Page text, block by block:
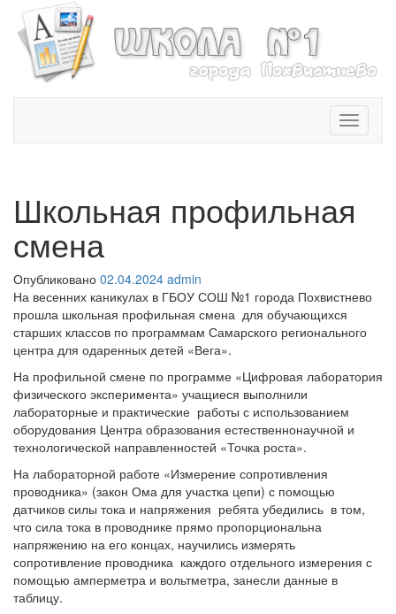
T
o
e
n
g
t
Школьная профильная
смена
Опубликовано 02.04.2024 admin
На весенних каникулах в ГБОУ СОШ №1 города Похвистнево
прошла школьная профильная смена для обучающихся
старших классов по программам Самарского регионального
центра для одаренных детей «Вега».
На профильной смене по программе «Цифровая лаборатория
физического эксперимента» учащиеся выполнили
лабораторные и практические работы с использованием
оборудования Центра образования естественнонаучной и
технологической направленностей «Точка роста».
На лабораторной работе «Измерение сопротивления
проводника» (закон Ома для участка цепи) с помощью
датчиков силы тока и напряжения ребята убедились в том,
что сила тока в проводнике прямо пропорциональна
напряжению на его концах, научились измерять
сопротивление проводника каждого отдельного измерения с
помощью амперметра и вольтметра, занесли данные в
таблицу.